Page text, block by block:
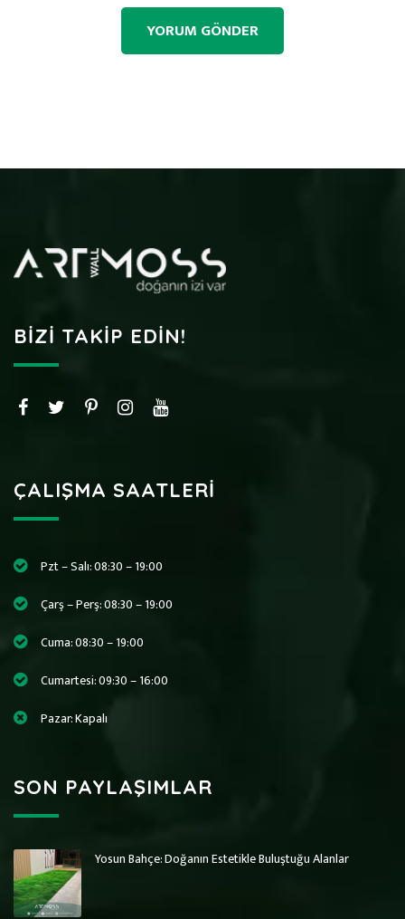
BIZI TAKIP EDIN!
ÇALIŞMA SAATLERI
Pzt – Salı: 08:30 – 19:00
Çarş – Perş: 08:30 – 19:00
Cuma: 08:30 – 19:00
Cumartesi: 09:30 – 16:00
Pazar: Kapalı
SON PAYLAŞIMLAR
Yosun Bahçe: Doğanın Estetikle Buluştuğu Alanlar
Art Wall Moss
Art Wall Moss